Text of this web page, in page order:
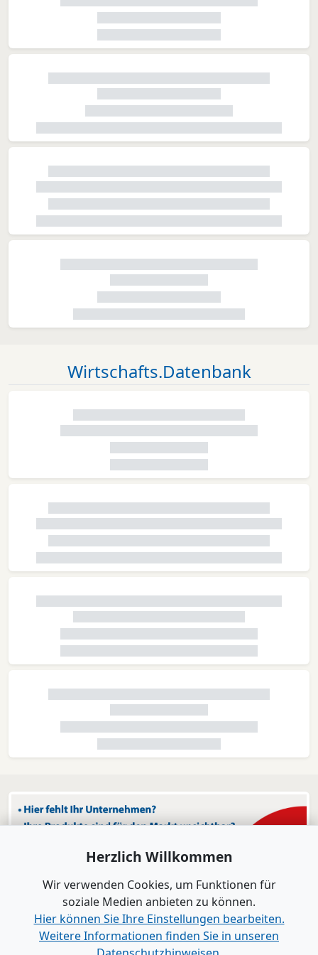
Wirtschafts.Datenbank
Herzlich Willkommen
Wir verwenden Cookies, um Funktionen für
soziale Medien anbieten zu können.
Hier können Sie Ihre Einstellungen bearbeiten.
Weitere Informationen finden Sie in unseren